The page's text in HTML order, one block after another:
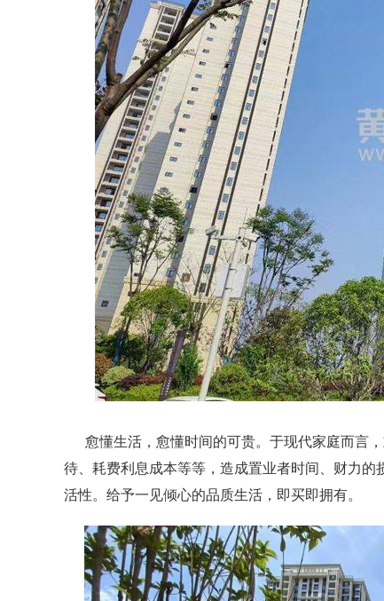
愈懂生活，愈懂时间的可贵。 于现代家庭而言
待、耗费利息成本等等， 造成置业者时间、财力的
活性。 给予一见倾心的品质生活，即买即拥有。